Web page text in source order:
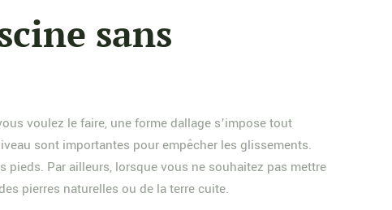
sans
voulez le faire, une forme dallage s’impose tout
sont importantes pour empêcher les glissements.
pieds. Par ailleurs, lorsque vous ne souhaitez pas mettre
pierres naturelles ou de la terre cuite.